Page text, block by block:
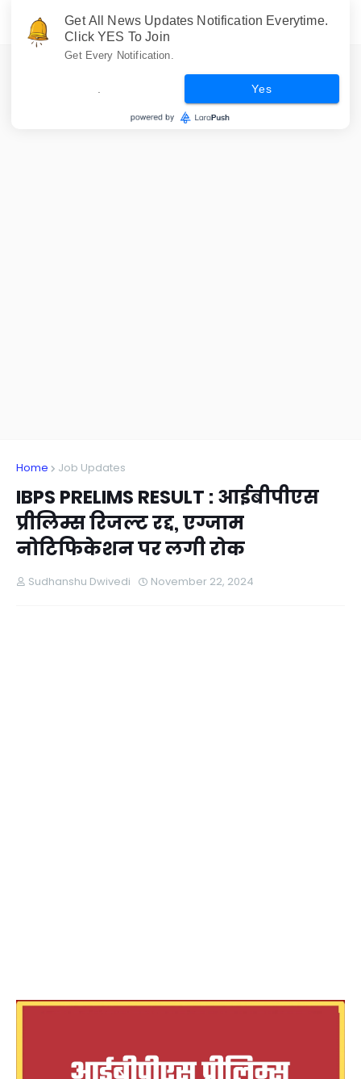
Home Job Updates
IBPS PRELIMS RESULT : आईबीपीएस
प्रीलिम्स रिजल्ट रद्द, एग्जाम
नोटिफिकेशन पर लगी रोक
Sudhanshu Dwivedi November 22, 2024
Get All News Updates Notification Everytime.
Click YES To Join
Get Every Notification.
Yes